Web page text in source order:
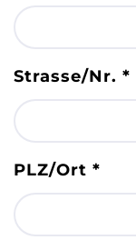
Strasse/Nr. *
PLZ/Ort *